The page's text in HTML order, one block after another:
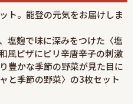
ト。能登の元気をお届けしま
塩麹で味に深みをつけた〈塩
風ピザにピリ辛唐辛子の刺激
豊かな季節の野菜が見た目に
と季節の野菜〉の3枚セット